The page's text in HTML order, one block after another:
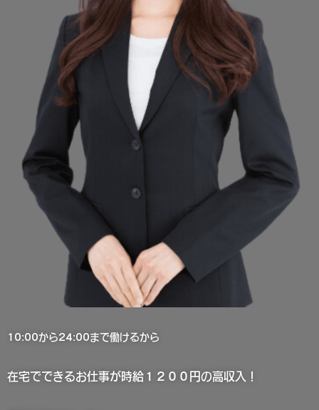
10:00から24:00まで働けるから
在宅でできるお仕事が時給１２００円の高収入！